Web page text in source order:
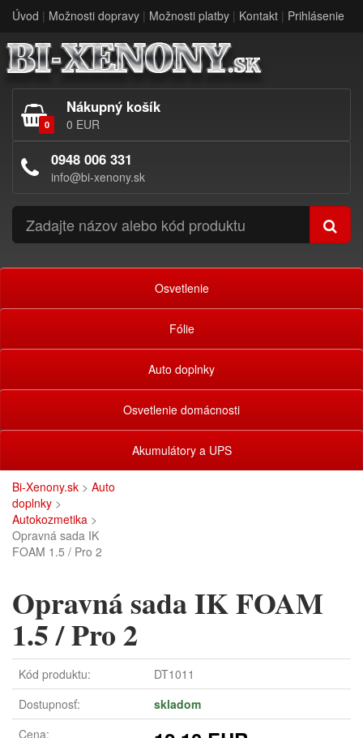
Úvod | Možnosti dopravy | Možnosti platby | Kontakt | Prihlásenie
0
Nákupný košík
0 EUR
0948 006 331
info@bi-xenony.sk
Osvetlenie
Fólie
Auto doplnky
Osvetlenie domácnosti
Akumulátory a UPS
Bi-Xenony.sk > Auto
doplnky >
Autokozmetika >
Opravná sada IK
FOAM 1.5 / Pro 2
Opravná sada IK FOAM
1.5 / Pro 2
Kód produktu:
DT1011
Dostupnosť:
skladom
Cena: